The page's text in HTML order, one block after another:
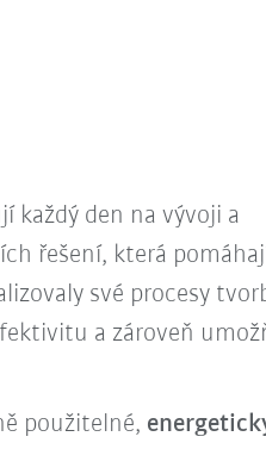
každý den na vývoji a
řešení, která
své procesy
a zároveň
použitelné,